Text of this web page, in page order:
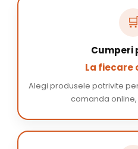
Cumperi
La fiecare
Alegi produsele potrivite
comanda